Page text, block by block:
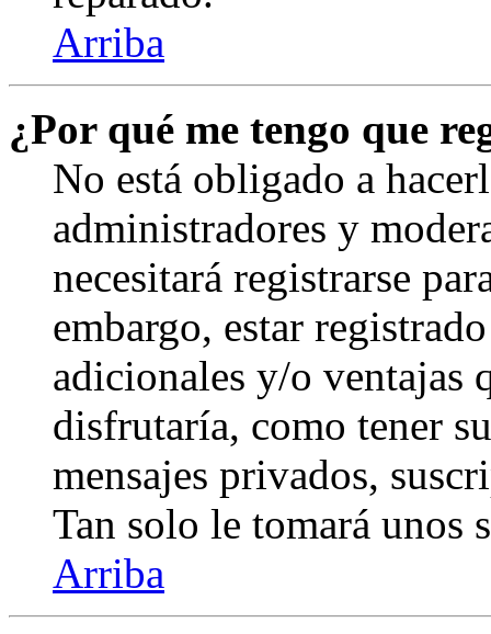
Arriba
¿Por qué me tengo que
No está obligado a
administradores y
necesitará registrarse
embargo, estar
adicionales y/o ventajas
disfrutaría, como tener
mensajes privados,
Tan solo le tomará unos
Arriba